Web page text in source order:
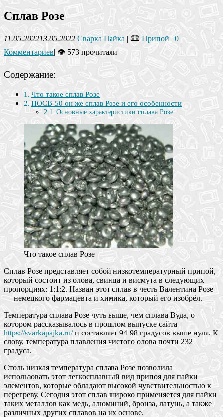
Сплав Розе
11.05.202213.05.2022 Сварка Пайка | 🕮 Припой |0
Комментариев| 👁 573 прочитали
Содержание:
Что такое сплав Розе
ПОСВ-50 он же сплав Розе и его особенности
Основные характеристики сплава Розе
Что такое сплав Розе
Сплав Розе представляет собой низкотемпературный припой,
который состоит из олова, свинца и висмута в следующих
пропорциях: 1:1:2. Назван этот сплав в честь Валентина Розе
— немецкого фармацевта и химика, который его изобрёл.
Температура сплава Розе чуть выше, чем сплава Вуда, о
котором рассказывалось в прошлом выпуске сайта
https://svarkapajka.ru/и составляет 94-98 градусов выше нуля. К
слову, температура плавления чистого олова почти 232
градуса.
Столь низкая температура сплава Розе позволила
использовать этот легкосплавный вид припоя для пайки
элементов, которые обладают высокой чувствительностью к
перегреву. Сегодня этот сплав широко применяется для пайки
таких металлов как медь, алюминий, бронза, латунь, а также
различных других сплавов на их основе.